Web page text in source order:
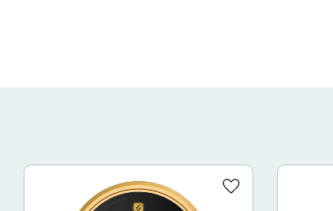
Lägg till i favoriter